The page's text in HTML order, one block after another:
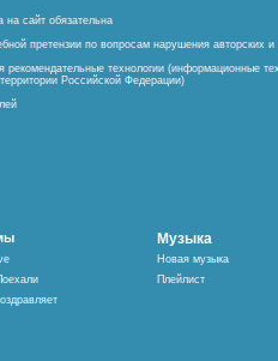
на сайт обязательна
претензии по вопросам нарушения авторских
технологии (информационные
Российской Федерации)
Музыка
Новая музыка
Плейлист